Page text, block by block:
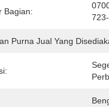
Bagian:
Purna Jual Yang